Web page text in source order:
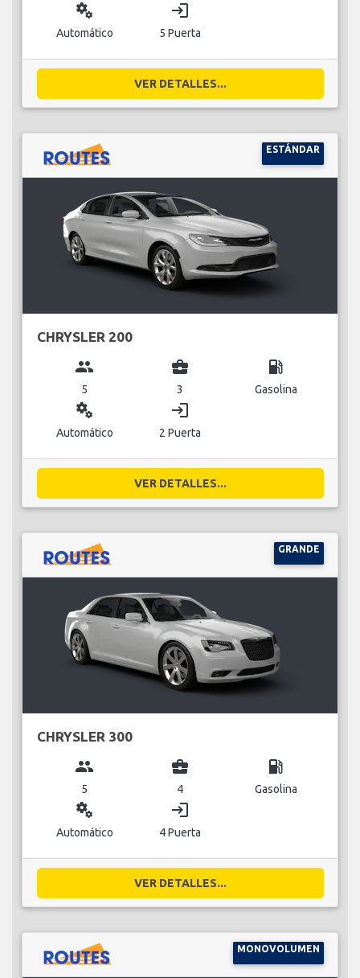
miscellaneous_services
Automático
login
5 Puerta
VER DETALLES...
ESTÁNDAR
CHRYSLER 200
group
5
business_center
3
local_gas_station
Gasolina
miscellaneous_services
Automático
login
2 Puerta
VER DETALLES...
GRANDE
CHRYSLER 300
group
5
business_center
4
local_gas_station
Gasolina
miscellaneous_services
Automático
login
4 Puerta
VER DETALLES...
MONOVOLUMEN